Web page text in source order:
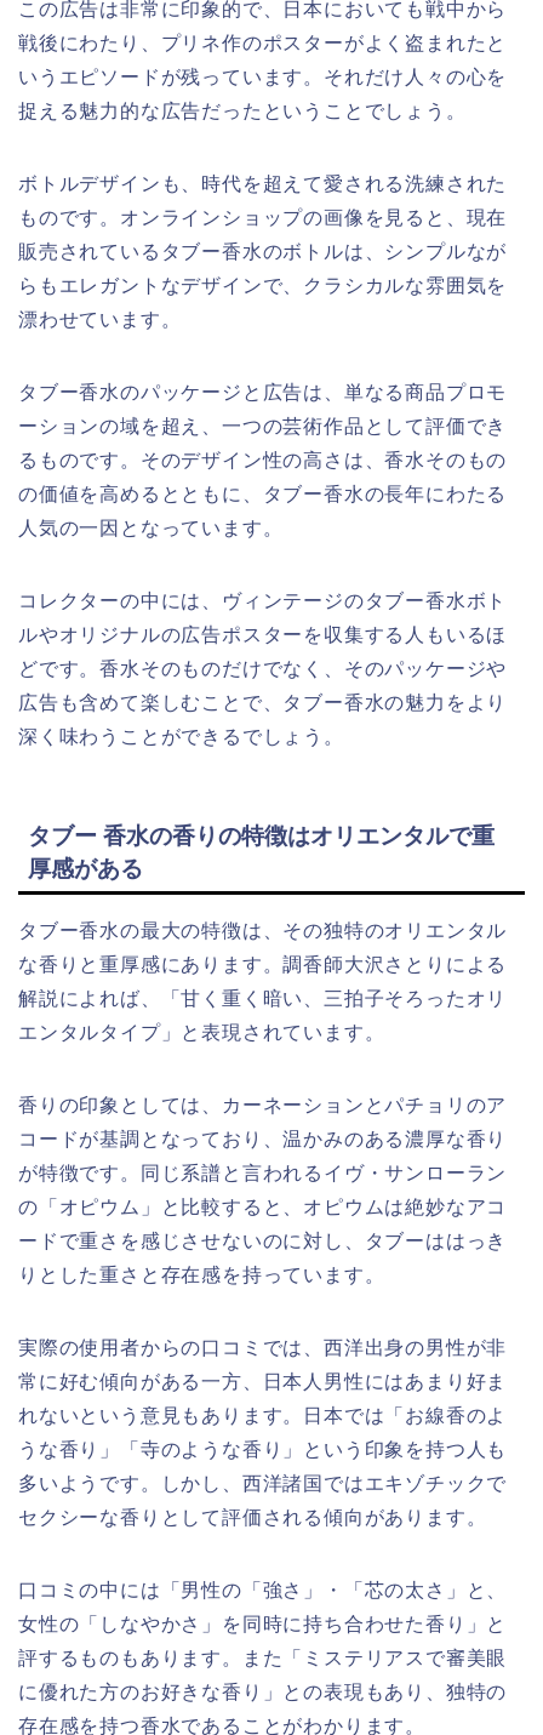
この広告は非常に印象的で、日本においても戦中から
戦後にわたり、プリネ作のポスターがよく盗まれたと
いうエピソードが残っています。それだけ人々の心を
捉える魅力的な広告だったということでしょう。
ボトルデザインも、時代を超えて愛される洗練された
ものです。オンラインショップの画像を見ると、現在
販売されているタブー香水のボトルは、シンプルなが
らもエレガントなデザインで、クラシカルな雰囲気を
漂わせています。
タブー香水のパッケージと広告は、単なる商品プロモ
ーションの域を超え、一つの芸術作品として評価でき
るものです。そのデザイン性の高さは、香水そのもの
の価値を高めるとともに、タブー香水の長年にわたる
人気の一因となっています。
コレクターの中には、ヴィンテージのタブー香水ボト
ルやオリジナルの広告ポスターを収集する人もいるほ
どです。香水そのものだけでなく、そのパッケージや
広告も含めて楽しむことで、タブー香水の魅力をより
深く味わうことができるでしょう。
タブー 香水の香りの特徴はオリエンタルで重
厚感がある
タブー香水の最大の特徴は、その独特のオリエンタル
な香りと重厚感にあります。調香師大沢さとりによる
解説によれば、「甘く重く暗い、三拍子そろったオリ
エンタルタイプ」と表現されています。
香りの印象としては、カーネーションとパチョリのア
コードが基調となっており、温かみのある濃厚な香り
が特徴です。同じ系譜と言われるイヴ・サンローラン
の「オピウム」と比較すると、オピウムは絶妙なアコ
ードで重さを感じさせないのに対し、タブーははっき
りとした重さと存在感を持っています。
実際の使用者からの口コミでは、西洋出身の男性が非
常に好む傾向がある一方、日本人男性にはあまり好ま
れないという意見もあります。日本では「お線香のよ
うな香り」「寺のような香り」という印象を持つ人も
多いようです。しかし、西洋諸国ではエキゾチックで
セクシーな香りとして評価される傾向があります。
口コミの中には「男性の「強さ」・「芯の太さ」と、
女性の「しなやかさ」を同時に持ち合わせた香り」と
評するものもあります。また「ミステリアスで審美眼
に優れた方のお好きな香り」との表現もあり、独特の
存在感を持つ香水であることがわかります。